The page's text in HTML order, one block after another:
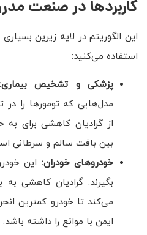
کاربردها در صنعت
این الگوریتم در لایه زیرین
استفاده می‌کنید:
پزشکی و تشخیص
از گرادیان کاهشی برای
بین بافت سالم و سرطانی
خودروهای خودران: این
بگیرند. گرادیان کاهشی
می‌کند تا خودرو کمترین
ایمن با موانع را داشته باشد.